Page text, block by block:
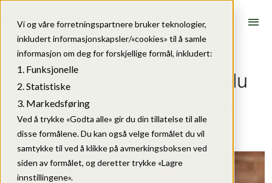
Vi og våre forretningspartnere bruker teknologier,
inkludert informasjonskapsler/«cookies» til å samle
informasjon om deg for forskjellige formål, inkludert:
Funksjonelle
Statistiske
Markedsføring
Ved å trykke «Godta alle» gir du din tillatelse til alle
disse formålene. Du kan også velge formålet du vil
samtykke til ved å klikke på avmerkingsboksen ved
siden av formålet, og deretter trykke «Lagre
innstillingene».
menu
Fagartikler•Merkevare
Gjør forundersøkelser før du
lanserer et nytt varemerke
21. juni 2023